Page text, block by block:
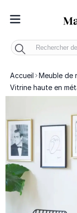
Toggle Nav
Accueil Meuble de
Vitrine haute en